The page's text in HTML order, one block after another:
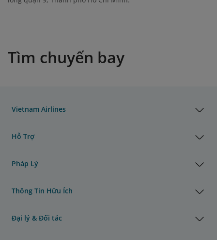
Tìm chuyến bay
Vietnam Airlines
Hỗ Trợ
Pháp Lý
Thông Tin Hữu Ích
Đại lý & Đối tác